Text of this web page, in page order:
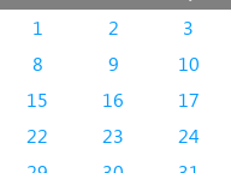
1 2 3
8
9 10
15
16 17
22
23 24